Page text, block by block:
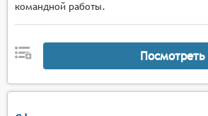
командной работы.
Посмотреть